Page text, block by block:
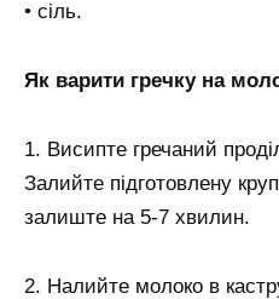
• сіль.
Як варити гречку на
1. Висипте гречаний
Залийте підготовлену
залиште на 5-7 хвилин.
2. Налийте молоко в